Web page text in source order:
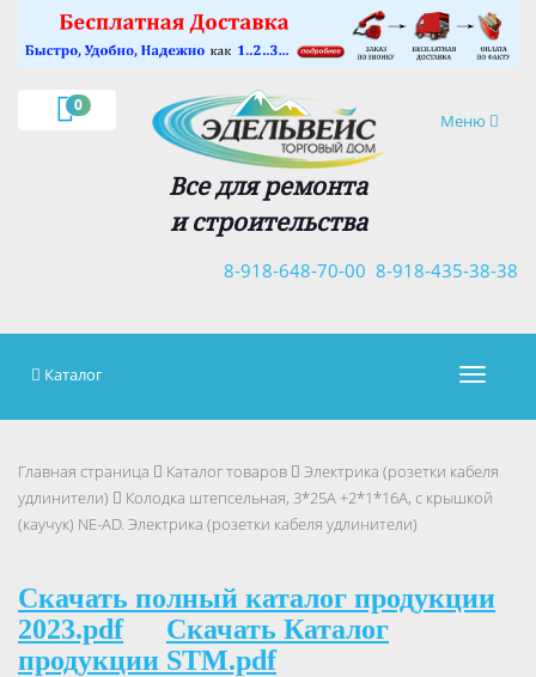
0
Навигация
Меню
Все для ремонта
и строительства
8-918-435-38-38
8-918-648-70-00
×
Каталог
Главная страница Каталог товаров
Электрика (розетки кабеля
удлинители)
Колодка штепсельная, 3*25А +2*1*16А, с крышкой
(каучук) NE-AD. Электрика (розетки кабеля удлинители)
Скачать полный каталог продукции
2023.pdf
Скачать Каталог
продукции STM.pdf